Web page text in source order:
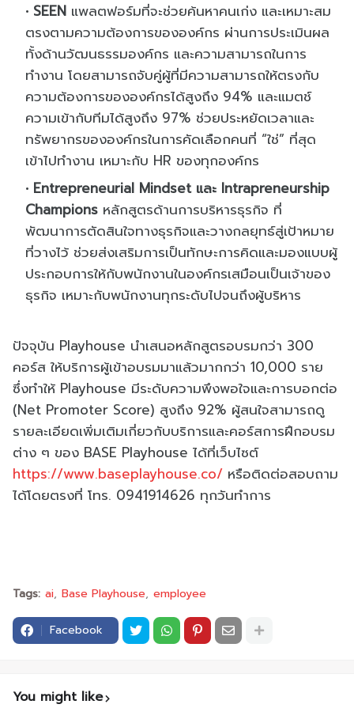
SEEN แพลตฟอร์มที่จะช่วยค้นหาคนเก่ง และเหมาะสม
ตรงตามความต้องการขององค์กร ผ่านการประเมินผล
ทั้งด้านวัฒนธรรมองค์กร และความสามารถในการ
ทำงาน โดยสามารถจับคู่ผู้ที่มีความสามารถให้ตรงกับ
ความต้องการขององค์กรได้สูงถึง 94% และแมตช์
ความเข้ากับทีมได้สูงถึง 97% ช่วยประหยัดเวลาและ
ทรัพยากรขององค์กรในการคัดเลือกคนที่ “ใช่” ที่สุด
เข้าไปทำงาน เหมาะกับ HR ของทุกองค์กร
Entrepreneurial Mindset และ Intrapreneurship
Champions หลักสูตรด้านการบริหารธุรกิจ ที่
พัฒนาการตัดสินใจทางธุรกิจและวางกลยุทธ์สู่เป้าหมาย
ที่วางไว้ ช่วยส่งเสริมการเป็นทักษะการคิดและมองแบบผู้
ประกอบการให้กับพนักงานในองค์กรเสมือนเป็นเจ้าของ
ธุรกิจ เหมาะกับพนักงานทุกระดับไปจนถึงผู้บริหาร
ปัจจุบัน Playhouse นำเสนอหลักสูตรอบรมกว่า 300
คอร์ส ให้บริการผู้เข้าอบรมมาแล้วมากกว่า 10,000 ราย
ซึ่งทำให้ Playhouse มีระดับความพึงพอใจและการบอกต่อ
(Net Promoter Score) สูงถึง 92% ผู้สนใจสามารถดู
รายละเอียดเพิ่มเติมเกี่ยวกับบริการและคอร์สการฝึกอบรม
ต่าง ๆ ของ BASE Playhouse ได้ที่เว็บไซต์
https://www.baseplayhouse.co/ หรือติดต่อสอบถาม
ได้โดยตรงที่ โทร. 0941914626 ทุกวันทำการ
Tags: ai Base Playhouse employee
Facebook
You might like